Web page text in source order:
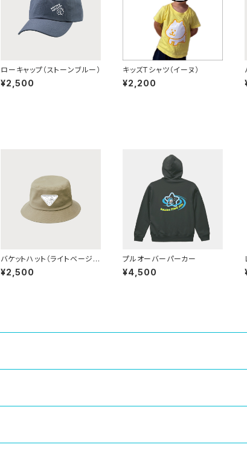
ローキャップ（ストーンブルー）
¥2,500
キッズTシャツ（イーヌ）
¥2,200
バケットハット（ライトベージ
ュ）
¥2,500
プルオーバーパーカー
¥4,500